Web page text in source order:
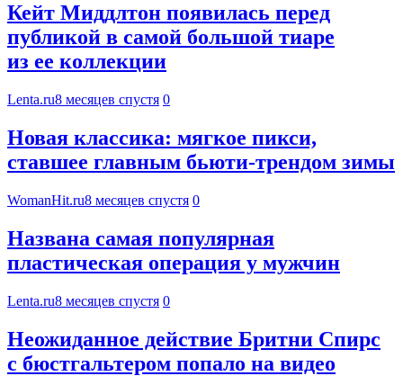
Кейт Миддлтон появилась перед
публикой в самой большой тиаре
из ее коллекции
Lenta.ru8 месяцев спустя 0
Новая классика: мягкое пикси,
ставшее главным бьюти-трендом зимы
WomanHit.ru8 месяцев спустя 0
Названа самая популярная
пластическая операция у мужчин
Lenta.ru8 месяцев спустя 0
Неожиданное действие Бритни Спирс
с бюстгальтером попало на видео